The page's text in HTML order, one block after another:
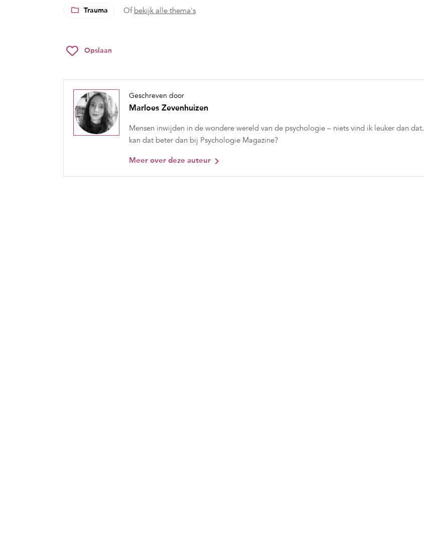
Trauma Of bekijk alle thema's
Opslaan
Geschreven door
Marloes Zevenhuizen
Mensen inwijden in de wondere wereld van de psychologie – niets vind ik leuker dan
kan dat beter dan bij Psychologie Magazine?
Meer over deze auteur